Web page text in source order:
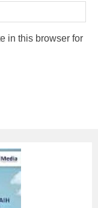
in this browser for